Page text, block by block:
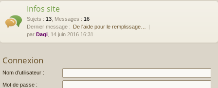
Infos site
Sujets : 13 Messages : 16
Dernier message : De l'aide pour le remplissage…
par Dagi , 14 juin 2016 16:31
Connexion
Nom d’utilisateur :
Mot de passe :